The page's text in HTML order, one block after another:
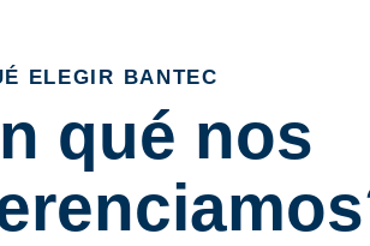
ELEGIR BANTEC
qué nos